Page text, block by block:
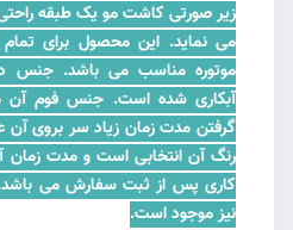
زیر صورتی کاشت مو یک طبقه
می نماید. این محصول برای
موتوره مناسب می باشد. جنس
آبکاری شده است. جنس فوم آن
گرفتن مدت زمان زیاد سر بروی آن
کاری پس از ثبت سفارش می باشد
نیز موجود است.